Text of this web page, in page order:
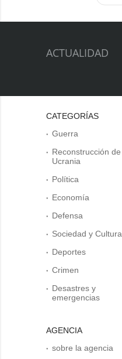
ACTUALIDAD
CATEGORÍAS
Guerra
Reconstrucción de
Ucrania
Política
Economía
Defensa
Sociedad y Cultura
Deportes
Crimen
Desastres y
emergencias
AGENCIA
sobre la agencia